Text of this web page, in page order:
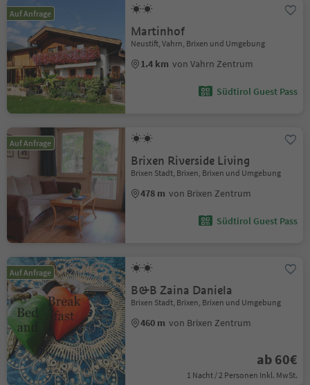
Auf Anfrage
Martinhof
Neustift, Vahrn, Brixen und Umgebung
1.4 km von Vahrn Zentrum
Südtirol Guest Pass
Auf Anfrage
Brixen Riverside Living
Brixen Stadt, Brixen, Brixen und Umgebung
478 m von Brixen Zentrum
Südtirol Guest Pass
Auf Anfrage
B&B Zaina Daniela
Brixen Stadt, Brixen, Brixen und Umgebung
460 m von Brixen Zentrum
ab 60€
1 Nacht / 2 Personen Inkl. MwSt.